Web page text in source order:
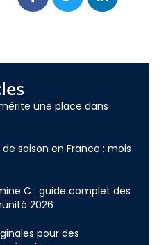
une place dans
saison en France : mois
C : guide complet des
2026
pour des